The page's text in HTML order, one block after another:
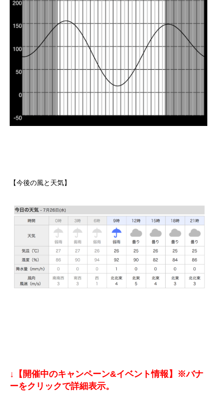
【今後の風と天気】
↓【開催中のキャンペーン&イベント情報】※バナ
ーをクリックで詳細表示。